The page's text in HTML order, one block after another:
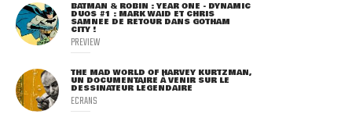
BATMAN & ROBIN : YEAR ONE - DYNAMIC
DUOS #1 : MARK WAID ET CHRIS
SAMNEE DE RETOUR DANS GOTHAM
CITY !
PREVIEW
THE MAD WORLD OF HARVEY KURTZMAN,
UN DOCUMENTAIRE À VENIR SUR LE
DESSINATEUR LÉGENDAIRE
ECRANS